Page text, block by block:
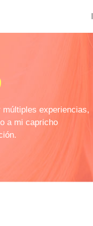
experiencias,
a mi capricho